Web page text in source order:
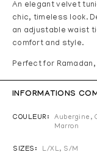
An elegant velvet
chic, timeless look.
an adjustable waist
comfort and style.
Perfect for
INFORMATIONS
COULEUR Aubergine ,
Marron
SIZES L/XL, S/M